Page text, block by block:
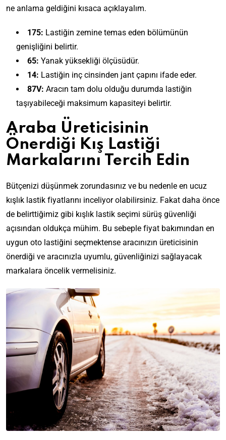
ne anlama geldiğini kısaca açıklayalım.
175: Lastiğin zemine temas eden bölümünün
genişliğini belirtir.
65: Yanak yüksekliği ölçüsüdür.
14: Lastiğin inç cinsinden jant çapını ifade eder.
87V: Aracın tam dolu olduğu durumda lastiğin
taşıyabileceği maksimum kapasiteyi belirtir.
Araba Üreticisinin
Önerdiği Kış Lastiği
Markalarını Tercih Edin
Bütçenizi düşünmek zorundasınız ve bu nedenle en ucuz
kışlık lastik fiyatlarını inceliyor olabilirsiniz. Fakat daha önce
de belirttiğimiz gibi kışlık lastik seçimi sürüş güvenliği
açısından oldukça mühim. Bu sebeple fiyat bakımından en
uygun oto lastiğini seçmektense aracınızın üreticisinin
önerdiği ve aracınızla uyumlu, güvenliğinizi sağlayacak
markalara öncelik vermelisiniz.